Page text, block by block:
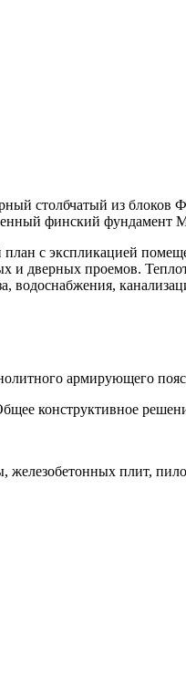
столбчатый из
финский
с экспликацией
и дверных проемов.
водоснабжения,
армирующего
конструктивное
железобетонных плит,